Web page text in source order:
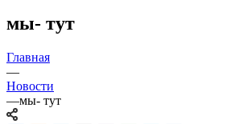
мы- тут
Главная
—
Новости
—мы- тут